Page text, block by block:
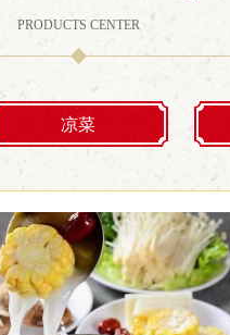
PRODUCTS CENTER
凉菜